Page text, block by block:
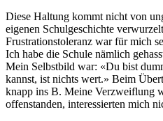
Diese Haltung kommt nicht von
eigenen Schulgeschichte
Frustrationstoleranz war für mich
Ich habe die Schule nämlich
Mein Selbstbild war: «Du bist
kannst, ist nichts wert.» Beim
knapp ins B. Meine Verzweiflung
offenstanden, interessierten mich